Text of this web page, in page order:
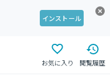
インストール
お気に入り 閲覧履歴